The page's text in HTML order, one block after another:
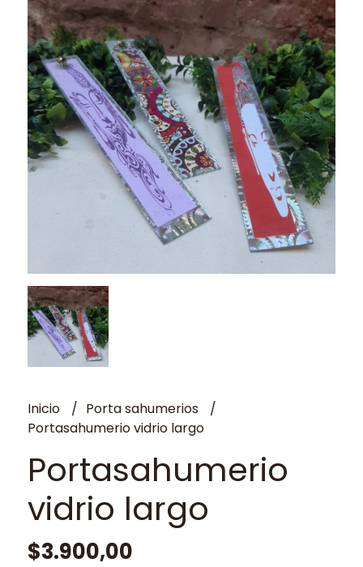
Inicio
Porta sahumerios
Portasahumerio vidrio largo
Portasahumerio
vidrio largo
$3.900,00